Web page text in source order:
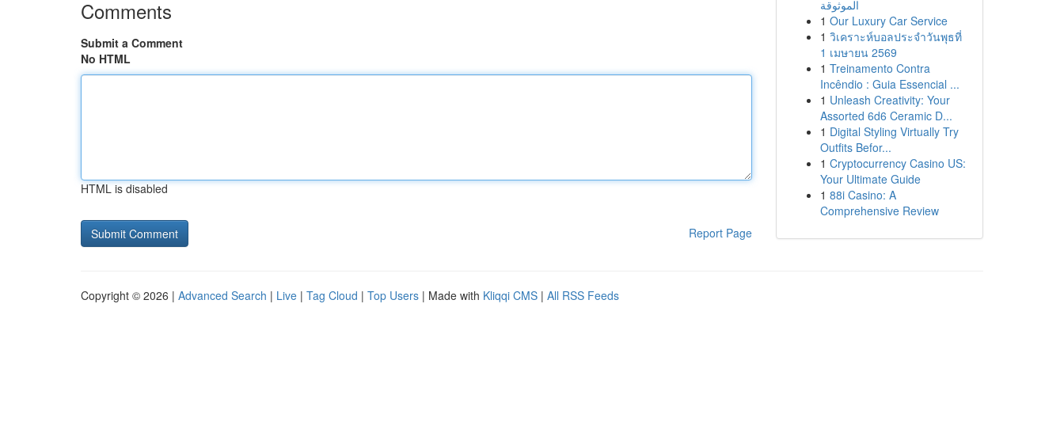
Comments
Submit a Comment
No HTML
HTML is disabled
Report Page
الموثوقة
1 Our Luxury Car Service
1 วิเคราะห์บอลประจำวันพุธที่
1 เมษายน 2569
1 Treinamento Contra
Incêndio : Guia Essencial ...
1 Unleash Creativity: Your
Assorted 6d6 Ceramic D...
1 Digital Styling Virtually Try
Outfits Befor...
1 Cryptocurrency Casino US:
Your Ultimate Guide
1 88i Casino: A
Comprehensive Review
Copyright © 2026 | Advanced Search | Live | Tag Cloud | Top Users | Made with Kliqqi CMS | All RSS Feeds